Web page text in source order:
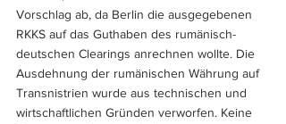
Vorschlag ab, da Berlin die ausgegebenen
RKKS auf das Guthaben des rumänisch-
deutschen Clearings anrechnen wollte. Die
Ausdehnung der rumänischen Währung auf
Transnistrien wurde aus technischen und
wirtschaftlichen Gründen verworfen. Keine